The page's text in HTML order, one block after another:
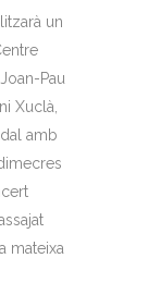
un
Pau
Xuclà,
amb
mateixa